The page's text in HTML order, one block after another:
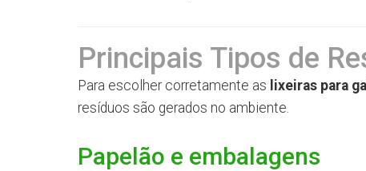
Principais Tipos de
Para escolher corretamente as lixeiras para
resíduos são gerados no ambiente.
Papelão e embalagens